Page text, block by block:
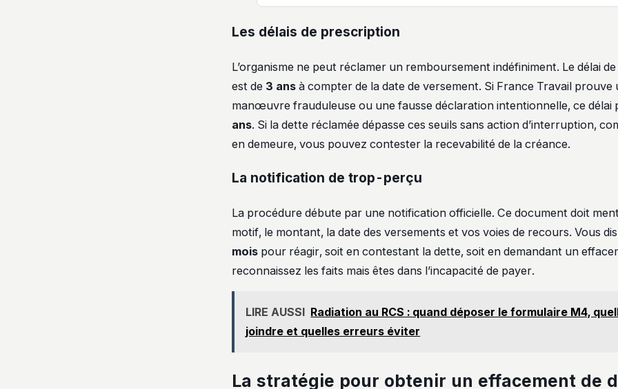
Les délais de prescription
L’organisme ne peut réclamer un remboursement indéfiniment. Le délai
est de 3 ans à compter de la date de versement. Si France Travail prouve
manœuvre frauduleuse ou une fausse déclaration intentionnelle, ce délai
ans. Si la dette réclamée dépasse ces seuils sans action d’interruption,
en demeure, vous pouvez contester la recevabilité de la créance.
La notification de trop-perçu
La procédure débute par une notification officielle. Ce document doit
motif, le montant, la date des versements et vos voies de recours. Vous
mois pour réagir, soit en contestant la dette, soit en demandant un
reconnaissez les faits mais êtes dans l’incapacité de payer.
LIRE AUSSI Radiation au RCS : quand déposer le formulaire M4,
joindre et quelles erreurs éviter
La stratégie pour obtenir un effacement de